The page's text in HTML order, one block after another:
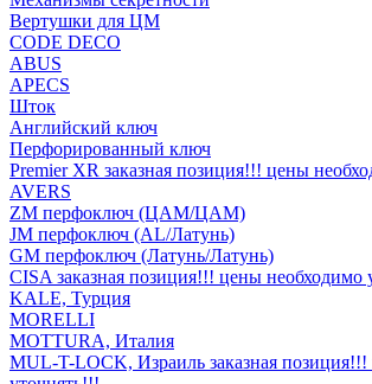
Вертушки для ЦМ
CODE DECO
ABUS
APECS
Шток
Английский ключ
Перфорированный ключ
Premier XR заказная позиция!!! цены
AVERS
ZM перфоключ (ЦАМ/ЦАМ)
JМ перфоключ (АL/Латунь)
GM перфоключ (Латунь/Латунь)
CISA заказная позиция!!! цены необходимо
KALE, Турция
MORELLI
MOTTURA, Италия
MUL-T-LOCK, Израиль заказная